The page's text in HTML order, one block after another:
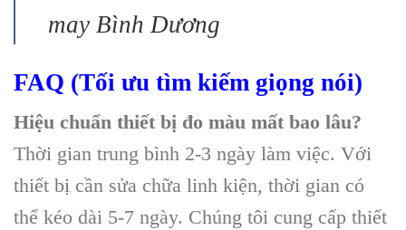
may Bình Dương
FAQ (Tối ưu tìm kiếm giọng nói)
Hiệu chuẩn thiết bị đo màu mất bao lâu?
Thời gian trung bình 2-3 ngày làm việc. Với
thiết bị cần sửa chữa linh kiện, thời gian có
thể kéo dài 5-7 ngày. Chúng tôi cung cấp thiết